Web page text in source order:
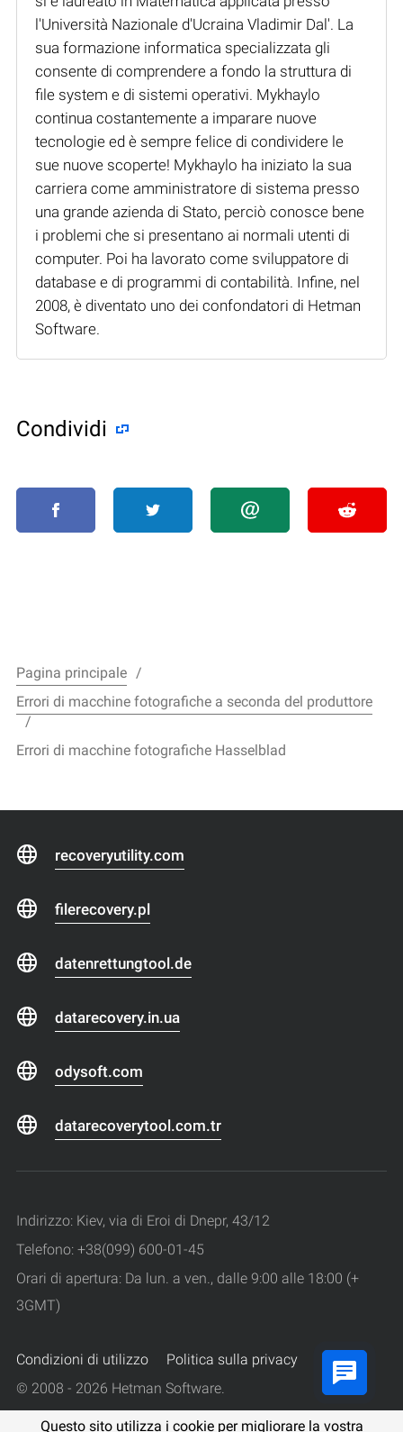
l'Università Nazionale d'Ucraina Vladimir Dal'. La
sua formazione informatica specializzata gli
consente di comprendere a fondo la struttura di
file system e di sistemi operativi. Mykhaylo
continua costantemente a imparare nuove
tecnologie ed è sempre felice di condividere le
sue nuove scoperte! Mykhaylo ha iniziato la sua
carriera come amministratore di sistema presso
una grande azienda di Stato, perciò conosce bene
i problemi che si presentano ai normali utenti di
computer. Poi ha lavorato come sviluppatore di
database e di programmi di contabilità. Infine, nel
2008, è diventato uno dei confondatori di Hetman
Software.
Condividi
Questo sito utilizza i cookie per migliorare la vostra
Pagina principale
Errori di macchine fotografiche a seconda del produttore
Errori di macchine fotografiche Hasselblad
recoveryutility.com
filerecovery.pl
datenrettungtool.de
datarecovery.in.ua
odysoft.com
datarecoverytool.com.tr
Indirizzo: Kiev, via di Eroi di Dnepr, 43/12
Telefono: +38(099) 600-01-45
Orari di apertura: Da lun. a ven., dalle 9:00 alle 18:00 (+
3GMT)
Condizioni di utilizzo
Politica sulla privacy
© 2008 - 2026 Hetman Software.
Tutti i diritti riservati.